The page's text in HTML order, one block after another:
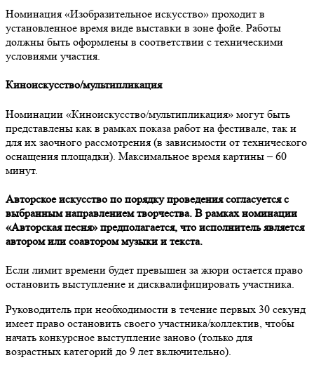
Номинация «Изобразительное искусство» проходит в
установленное время виде выставки в зоне фойе. Работы
должны быть оформлены в соответствии с техническими
условиями участия.
Киноискусство/мультипликация
Номинации «Киноискусство/мультипликация» могут быть
представлены как в рамках показа работ на фестивале, так и
для их заочного рассмотрения (в зависимости от технического
оснащения площадки). Максимальное время картины – 60
минут.
Авторское искусство по порядку проведения согласуется с
выбранным направлением творчества. В рамках номинации
«Авторская песня» предполагается, что исполнитель является
автором или соавтором музыки и текста.
Если лимит времени будет превышен за жюри остается право
остановить выступление и дисквалифицировать участника.
Руководитель при необходимости в течение первых 30 секунд
имеет право остановить своего участника/коллектив, чтобы
начать конкурсное выступление заново (только для
возрастных категорий до 9 лет включительно).